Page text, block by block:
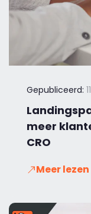
Gepubliceerd:
meer
CRO
Meer lezen